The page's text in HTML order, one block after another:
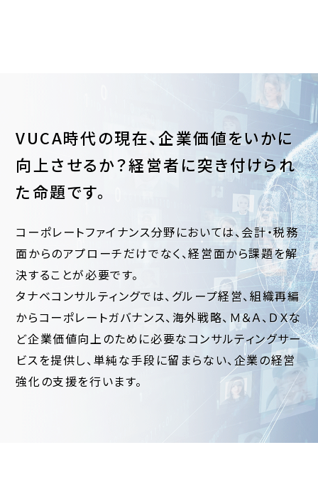
VUCA時代の現在、企業価値をいかに
向上させるか？経営者に突き付けられ
た命題です。
コーポレートファイナンス分野においては、会計・税務
面からのアプローチだけでなく、経営面から課題を解
決することが必要です。
タナベコンサルティングでは、グループ経営、組織再編
からコーポレートガバナンス、海外戦略、Ｍ＆Ａ、ＤＸな
ど企業価値向上のために必要なコンサルティングサー
ビスを提供し、単純な手段に留まらない、企業の経営
強化の支援を行います。